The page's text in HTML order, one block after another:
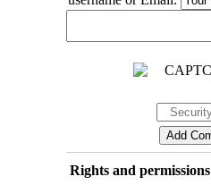
Rights and permissions